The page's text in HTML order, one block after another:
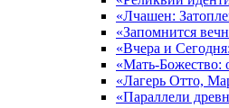
«Лчашен:
«Запомнится
«Вчера и
«Мать-Божество:
«Лагерь Отто,
«Параллели